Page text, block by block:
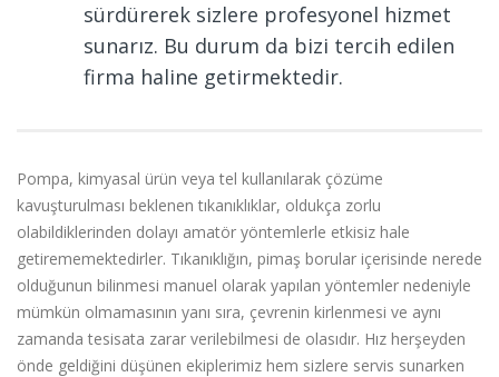
sürdürerek sizlere profesyonel hizmet
sunarız. Bu durum da bizi tercih edilen
firma haline getirmektedir.
Pompa, kimyasal ürün veya tel kullanılarak çözüme
kavuşturulması beklenen tıkanıklıklar, oldukça zorlu
olabildiklerinden dolayı amatör yöntemlerle etkisiz hale
getirememektedirler. Tıkanıklığın, pimaş borular içerisinde nerede
olduğunun bilinmesi manuel olarak yapılan yöntemler nedeniyle
mümkün olmamasının yanı sıra, çevrenin kirlenmesi ve aynı
zamanda tesisata zarar verilebilmesi de olasıdır. Hız herşeyden
önde geldiğini düşünen ekiplerimiz hem sizlere servis sunarken